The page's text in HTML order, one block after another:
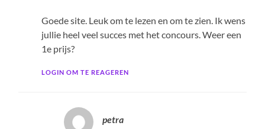
Goede site. Leuk om te lezen en om te zien. Ik wens
jullie heel veel succes met het concours. Weer een
1e prijs?
LOGIN OM TE REAGEREN
petra